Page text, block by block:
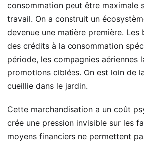
consommation peut être maximale
travail. On a construit un
devenue une matière première. Les
des crédits à la consommation
période, les compagnies aériennes
promotions ciblées. On est loin de
cueillie dans le jardin.
Cette marchandisation a un coût
crée une pression invisible sur les
moyens financiers ne permettent